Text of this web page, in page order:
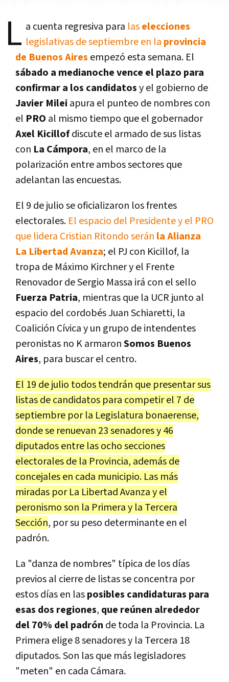
L a cuenta regresiva para laselecciones
legislativas de septiembre en la provincia
de Buenos Aires empezó esta semana. El
sábado a medianoche vence el plazo para
confirmar a los candidatosy el gobierno de
Javier Milei apura el punteo de nombres con
el PRO al mismo tiempo que el gobernador
Axel Kicillofdiscute el armado de sus listas
con La Cámpora, en el marco de la
polarización entre ambos sectores que
adelantan las encuestas.
El 9 de julio se oficializaron los frentes
electorales. El espacio del Presidente y el PRO
que lidera Cristian Ritondo serán la Alianza
La Libertad Avanza; el PJ con Kicillof, la
tropa de Máximo Kirchner y el Frente
Renovador de Sergio Massa irá con el sello
Fuerza Patria, mientras que la UCR junto al
espacio del cordobés Juan Schiaretti, la
Coalición Cívica y un grupo de intendentes
peronistas no K armaronSomos Buenos
Aires, para buscar el centro.
El 19 de julio todos tendrán que presentar sus
listas de candidatos para competir el 7 de
septiembre por la Legislatura bonaerense,
donde se renuevan 23 senadores y 46
diputados entre las ocho secciones
electorales de la Provincia, además de
concejales en cada municipio. Las más
miradas por La Libertad Avanza y el
peronismo son la Primera y la Tercera
Sección, por su peso determinante en el
padrón.
La "danza de nombres" típica de los días
previos al cierre de listas se concentra por
estos días en lasposibles candidaturas para
esas dos regiones, que reúnen alrededor
del 70% del padrón de toda la Provincia. La
Primera elige 8 senadores y la Tercera 18
diputados. Son las que más legisladores
"meten" en cada Cámara.